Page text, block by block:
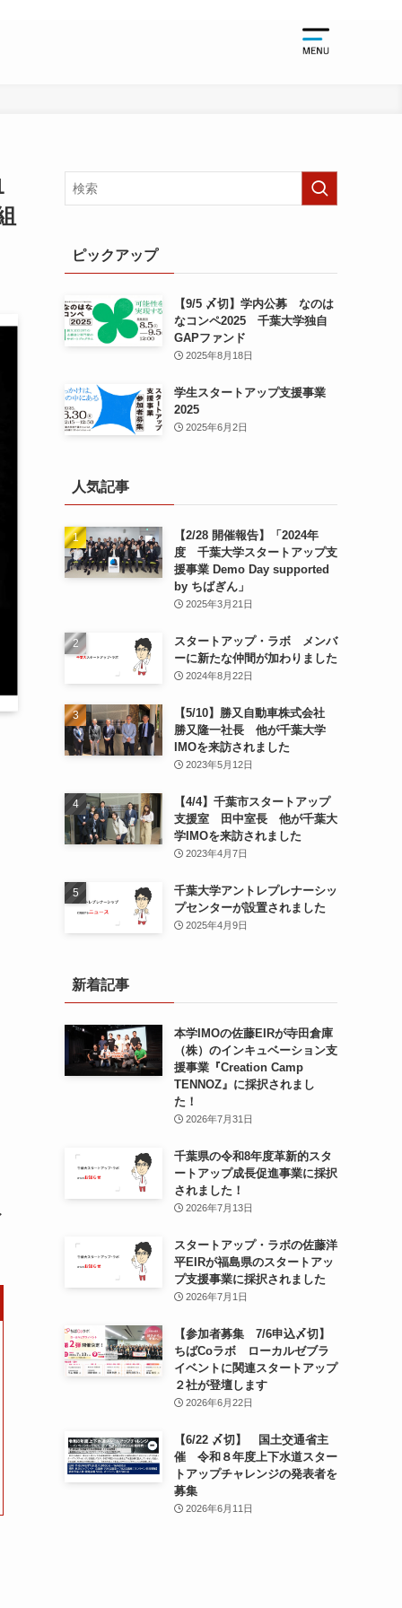
千葉大学関
起業支援
ピックアップ
【9/5 〆切】学内公募 なのは
なコンペ2025 千葉大学独自
GAPファンド
2025年8月18日
学生スタートアップ支援事業
2025
2025年6月2日
人気記事
【2/28 開催報告】「2024年
度 千葉大学スタートアップ支
援事業 Demo Day supported
by ちばぎん」
2025年3月21日
スタートアップ・ラボ メンバ
ーに新たな仲間が加わりました
2024年8月22日
【5/10】勝又自動車株式会社
勝又隆一社長 他が千葉大学
IMOを来訪されました
2023年5月12日
【4/4】千葉市スタートアップ
支援室 田中室長 他が千葉大
学IMOを来訪されました
2023年4月7日
千葉大学アントレプレナーシッ
プセンターが設置されました
2025年4月9日
新着記事
本学IMOの佐藤EIRが寺田倉庫
（株）のインキュベーション支
援事業『Creation Camp
TENNOZ』に採択されまし
た！
2026年7月31日
千葉県の令和8年度⾰新的スタ
ートアップ成⻑促進事業に採択
されました！
2026年7月13日
スタートアップ・ラボの佐藤洋
平EIRが福島県のスタートアッ
プ支援事業に採択されました
2026年7月1日
【参加者募集 7/6申込〆切】
ちばCoラボ ローカルゼブラ
イベントに関連スタートアップ
２社が登壇します
2026年6月22日
【6/22 〆切】 国土交通省主
催 令和８年度上下水道スター
トアップチャレンジの発表者を
募集
2026年6月11日